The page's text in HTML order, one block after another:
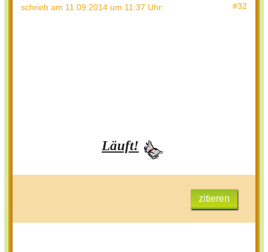
schrieb am 11.09.2014 um 11:37 Uhr: #32
Läuft!
zitieren